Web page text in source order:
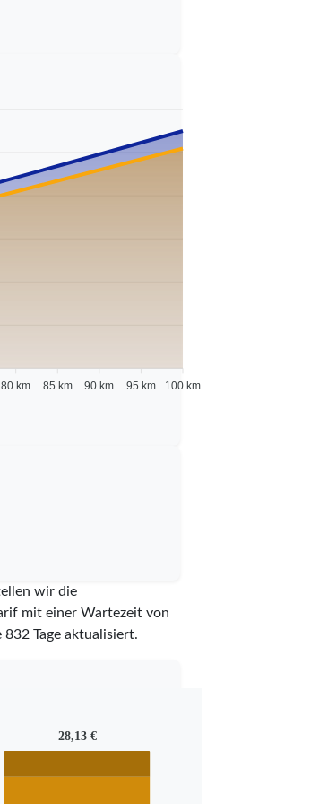
80 km 85 km 90 km 95 km 100 km
wir die
mit einer Wartezeit von
832 Tage aktualisiert.
28,13 €